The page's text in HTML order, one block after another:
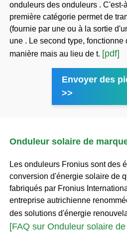
onduleurs des onduleurs . C'est-
première catégorie permet de
(fournie par une ou à la sortie
une . Le second type, fonctionne
manière mais au lieu de t. [pdf]
Envoyer des
>>
Onduleur solaire de
Les onduleurs Fronius sont des
conversion d'énergie solaire de
fabriqués par Fronius
entreprise autrichienne
des solutions d'énergie
[FAQ sur Onduleur solaire